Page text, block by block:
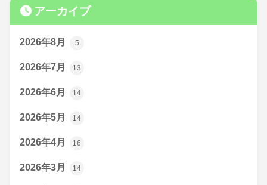
アーカイブ
2026年8月 5
2026年7月 13
2026年6月 14
2026年5月 14
2026年4月 16
2026年3月 14